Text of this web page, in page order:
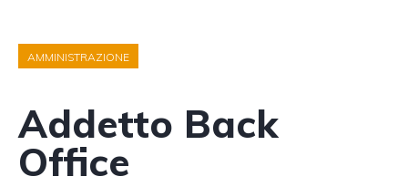
AMMINISTRAZIONE
Addetto Back
Office